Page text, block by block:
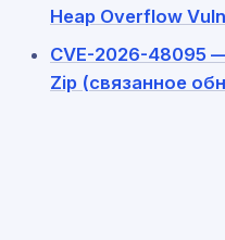
Heap Overflow
CVE-2026-48095
Zip (связанное